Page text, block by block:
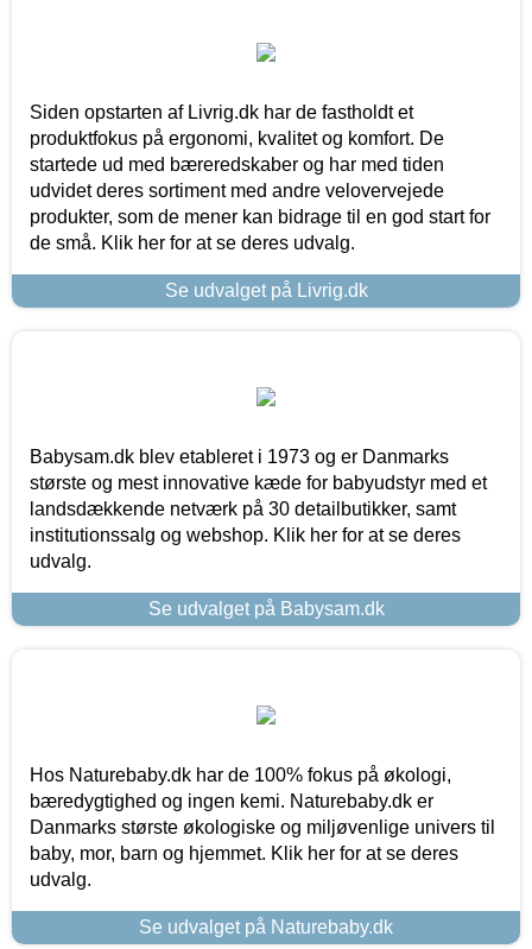
Siden opstarten af Livrig.dk har de fastholdt et
produktfokus på ergonomi, kvalitet og komfort. De
startede ud med bæreredskaber og har med tiden
udvidet deres sortiment med andre velovervejede
produkter, som de mener kan bidrage til en god start for
de små. Klik her for at se deres udvalg.
Se udvalget på Livrig.dk
Babysam.dk blev etableret i 1973 og er Danmarks
største og mest innovative kæde for babyudstyr med et
landsdækkende netværk på 30 detailbutikker, samt
institutionssalg og webshop. Klik her for at se deres
udvalg.
Se udvalget på Babysam.dk
Hos Naturebaby.dk har de 100% fokus på økologi,
bæredygtighed og ingen kemi. Naturebaby.dk er
Danmarks største økologiske og miljøvenlige univers til
baby, mor, barn og hjemmet. Klik her for at se deres
udvalg.
Se udvalget på Naturebaby.dk